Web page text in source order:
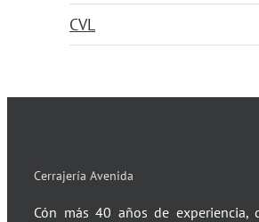
CVL
Cerrajería Avenida
Cón más 40 años de experiencia,